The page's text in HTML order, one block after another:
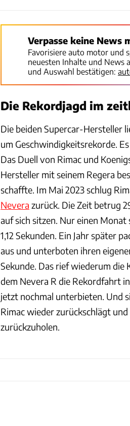
Verpasse keine News
Favorisiere auto motor und
neuesten Inhalte und News
und Auswahl bestätigen:
Die Rekordjagd im
Die beiden Supercar-Hersteller
um Geschwindigkeitsrekorde.
Das Duell von Rimac und
Hersteller mit seinem Regera
schaffte. Im Mai 2023 schlug
Nevera zurück. Die Zeit betrug
auf sich sitzen. Nur einen
1,12 Sekunden. Ein Jahr später
aus und unterboten ihren
Sekunde. Das rief wiederum die
dem Nevera R die Rekordfahrt
jetzt nochmal unterbieten. Und
Rimac wieder zurückschlägt
zurückzuholen.